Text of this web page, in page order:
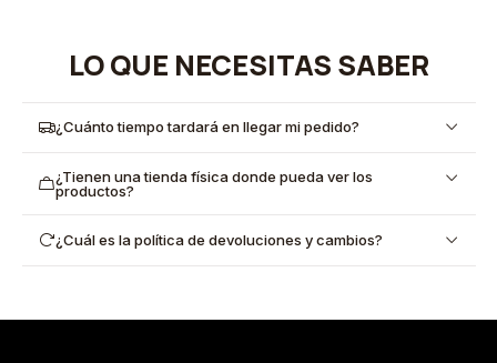
LO QUE NECESITAS SABER
¿Cuánto tiempo tardará en llegar mi pedido?
¿Tienen una tienda física donde pueda ver los
productos?
¿Cuál es la política de devoluciones y cambios?